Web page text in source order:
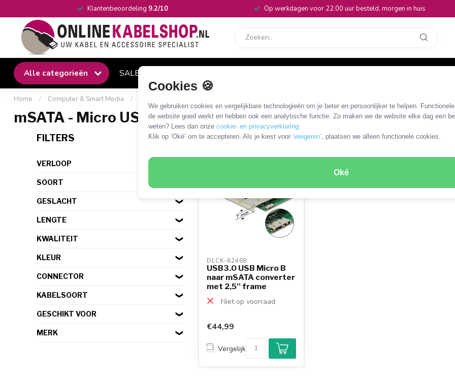
Cookies 🍪
We gebruiken cookies en vergelijkbare technologieën om je beter en persoonlijker te helpen.
de website goed werkt en hebben ook een analytische functie. Zo maken we de website elke dag een
weten? Lees dan onze cookie- en privacyverklaring.
Klik op ‘Oké’ om te accepteren. Als je kiest voor ‘weigeren’, plaatsen we alleen functionele cookies.
Oké
Klantenbeoordeling 9.2/10 Op werkdagen voor 22.00 uur besteld, morgen in huis
Alle categorieën SALE
Home / Computer & Smart Media /
mSATA - Micro USB
FILTERS
VERLOOP
SOORT
GESLACHT
LENGTE
KWALITEIT
KLEUR
CONNECTOR
KABELSOORT
GESCHIKT VOOR
MERK
1 PRODUCT
DLCK-62468
USB3.0 USB Micro B
naar mSATA converter
met 2,5'' frame
Niet op voorraad
€44,99
Vergelijk